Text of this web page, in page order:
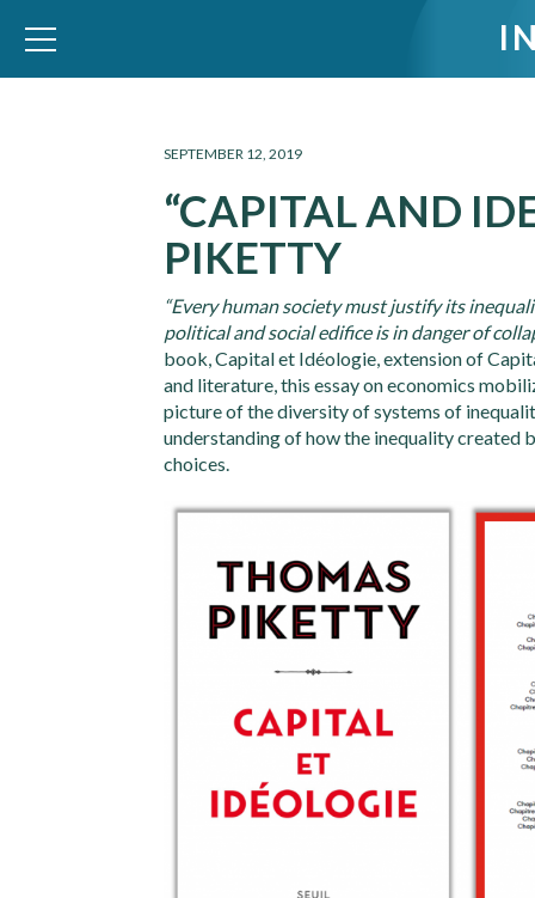
WID – World Inequality Database
SEPTEMBER 12, 2019
“CAPITAL AND
PIKETTY
“Every human society must justify its
political and social edifice is in danger of
book, Capital et Idéologie, extension of
and literature, this essay on economics
picture of the diversity of systems of
understanding of how the inequality created
choices.